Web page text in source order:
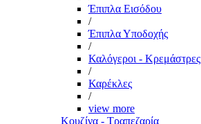
Έπιπλα Εισόδου
/
Έπιπλα Υποδοχής
/
Καλόγεροι - Κρεμάστρες
/
Καρέκλες
/
view more
Κουζίνα - Τραπεζαρία